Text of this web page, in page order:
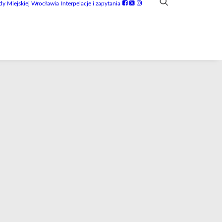
Miejskiej Wrocławia Interpelacje i zapytania